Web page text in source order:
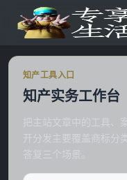
知产工具入口
知产实务工作台
把主站文章中的工具、
开分发主要覆盖商标分
答复三个场景。